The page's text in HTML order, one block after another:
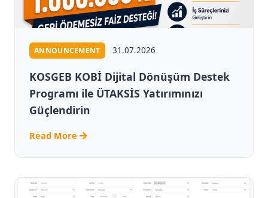
ANNOUNCEMENT 31.07.2026
KOSGEB KOBİ Dijital Dönüşüm Destek
Programı ile ÜTAKSİS Yatırımınızı
Güçlendirin
Read More